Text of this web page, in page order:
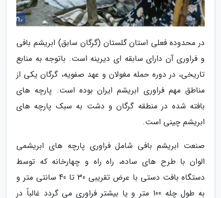
در محدوده فعلی استان گلستان (گرگان سابق) ابریشم بافی
و فراوری آن دارای سابقه ای دیرینه است. باتوجه به منابع
تاریخی، در دوره حمله مغولان و عهد صفویه، گرگان یکی از
مناطق مهم فراوری ابریشم ایران بوده است. پارچه های
بافته شده در منطقه گرگان و دشت به سبک پارچه های
ابریشم چینی است.
صنعت ابریشم بافی شامل فراوری پارچه های ابریشمی
الوان با طرح های ساده، راه راه و چهارخانه که توسط
دستگاه بافت دستی با عرض تقریبی 30 تا 40 سانتی متر و
به طول چله 100 متر و یا بیشتر فراوری می گردد غالباً در